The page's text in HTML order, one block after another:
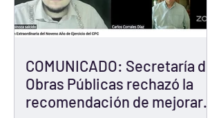
COMUNICADO: Secretaría de
Obras Públicas rechazó la
recomendación de mejorar